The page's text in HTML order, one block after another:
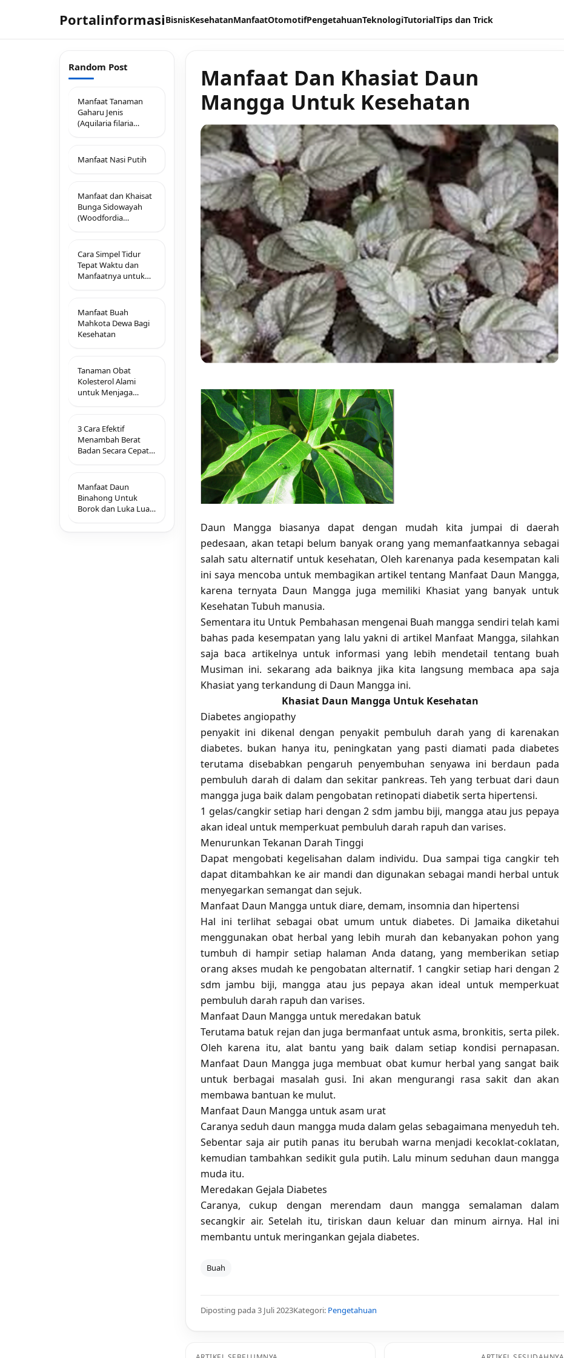
PortalinformasiBisnisKesehatanManfaatOtomotifPengetahuanTeknologiTutorialTips dan Trick
Random Post
Manfaat Tanaman
Gaharu Jenis
(Aquilaria filaria
Manfaat Nasi Putih
Manfaat dan Khaisat
Bunga Sidowayah
(Woodfordia
Cara Simpel Tidur
Tepat Waktu dan
Manfaatnya untuk
Manfaat Buah
Mahkota Dewa Bagi
Kesehatan
Tanaman Obat
Kolesterol Alami
untuk Menjaga
3 Cara Efektif
Menambah Berat
Badan Secara Cepat
Manfaat Daun
Binahong Untuk
Borok dan Luka Luar
Manfaat Dan Khasiat Daun
Mangga Untuk Kesehatan
Daun Mangga biasanya dapat dengan mudah kita jumpai di daerah
pedesaan, akan tetapi belum banyak orang yang memanfaatkannya sebagai
salah satu alternatif untuk kesehatan, Oleh karenanya pada kesempatan kali
ini saya mencoba untuk membagikan artikel tentang Manfaat Daun Mangga,
karena ternyata Daun Mangga juga memiliki Khasiat yang banyak untuk
Kesehatan Tubuh manusia.
Sementara itu Untuk Pembahasan mengenai Buah mangga sendiri telah kami
bahas pada kesempatan yang lalu yakni di artikel Manfaat Mangga, silahkan
saja baca artikelnya untuk informasi yang lebih mendetail tentang buah
Musiman ini. sekarang ada baiknya jika kita langsung membaca apa saja
Khasiat yang terkandung di Daun Mangga ini.
Khasiat Daun Mangga Untuk Kesehatan
Diabetes angiopathy
penyakit ini dikenal dengan penyakit pembuluh darah yang di karenakan
diabetes. bukan hanya itu, peningkatan yang pasti diamati pada diabetes
terutama disebabkan pengaruh penyembuhan senyawa ini berdaun pada
pembuluh darah di dalam dan sekitar pankreas. Teh yang terbuat dari daun
mangga juga baik dalam pengobatan retinopati diabetik serta hipertensi.
1 gelas/cangkir setiap hari dengan 2 sdm jambu biji, mangga atau jus pepaya
akan ideal untuk memperkuat pembuluh darah rapuh dan varises.
Menurunkan Tekanan Darah Tinggi
Dapat mengobati kegelisahan dalam individu. Dua sampai tiga cangkir teh
dapat ditambahkan ke air mandi dan digunakan sebagai mandi herbal untuk
menyegarkan semangat dan sejuk.
Manfaat Daun Mangga untuk diare, demam, insomnia dan hipertensi
Hal ini terlihat sebagai obat umum untuk diabetes. Di Jamaika diketahui
menggunakan obat herbal yang lebih murah dan kebanyakan pohon yang
tumbuh di hampir setiap halaman Anda datang, yang memberikan setiap
orang akses mudah ke pengobatan alternatif. 1 cangkir setiap hari dengan 2
sdm jambu biji, mangga atau jus pepaya akan ideal untuk memperkuat
pembuluh darah rapuh dan varises.
Manfaat Daun Mangga untuk meredakan batuk
Terutama batuk rejan dan juga bermanfaat untuk asma, bronkitis, serta pilek.
Oleh karena itu, alat bantu yang baik dalam setiap kondisi pernapasan.
Manfaat Daun Mangga juga membuat obat kumur herbal yang sangat baik
untuk berbagai masalah gusi. Ini akan mengurangi rasa sakit dan akan
membawa bantuan ke mulut.
Manfaat Daun Mangga untuk asam urat
Caranya seduh daun mangga muda dalam gelas sebagaimana menyeduh teh.
Sebentar saja air putih panas itu berubah warna menjadi kecoklat-coklatan,
kemudian tambahkan sedikit gula putih. Lalu minum seduhan daun mangga
muda itu.
Meredakan Gejala Diabetes
Caranya, cukup dengan merendam daun mangga semalaman dalam
secangkir air. Setelah itu, tiriskan daun keluar dan minum airnya. Hal ini
membantu untuk meringankan gejala diabetes.
Buah
Diposting pada 3 Juli 2023Kategori: Pengetahuan